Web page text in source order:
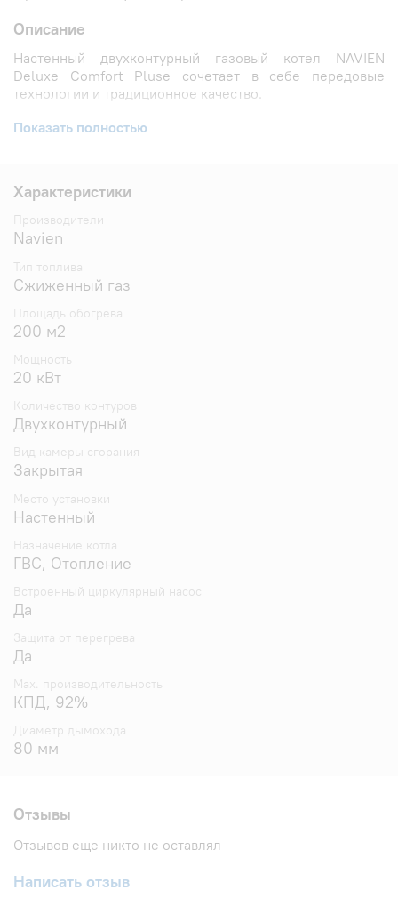
Описание
Настенный двухконтурный газовый котел NAVIEN
Deluxe Comfort Pluse сочетает в себе передовые
технологии и традиционное качество.
Основные особенности газового котла NAVIEN
производительность по ГВС (13,8 л/мин)
позволяет котлу быстро реагировать на изменения
температуры окружающей среды, что
обеспечивает эффективное и экономичное
Удобное подключение из-за корейского типа
расположения гидравлической группы. Процесс
установки и обслуживания стал еще проще и
удобнее.
благодаря интуитивно понятной сенсорной панели
управления.
котлы NAVIEN проходят тщательную проверку
качества на этапе производства.
Показать полностью
Характеристики
Производители
Navien
Тип топлива
Сжиженный газ
Площадь обогрева
200 м2
Мощность
20 кВт
Количество контуров
Двухконтурный
Вид камеры сгорания
Закрытая
Место установки
Настенный
Назначение котла
ГВС, Отопление
Встроенный циркулярный насос
Да
Защита от перегрева
Да
Max. производительность
КПД, 92%
Диаметр дымохода
80 мм
Отзывы
Отзывов еще никто не оставлял
Написать отзыв